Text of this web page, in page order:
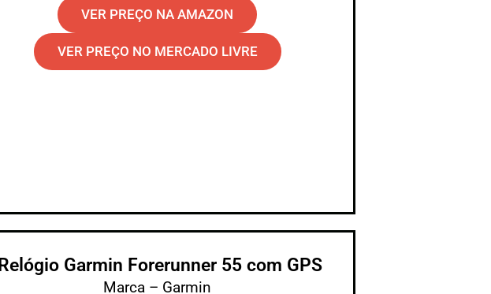
VER PREÇO NA AMAZON
VER PREÇO NO MERCADO LIVRE
Relógio Garmin Forerunner 55 com GPS
Marca – Garmin